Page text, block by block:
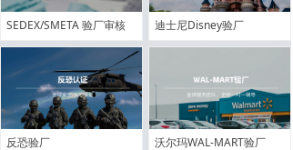
SEDEX/SMETA 验厂审核 迪士尼Disney验厂
反恐验厂 沃尔玛WAL-MART验厂